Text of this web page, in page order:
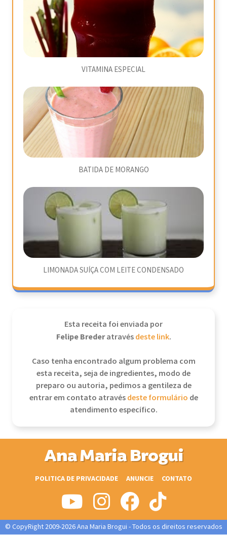
VITAMINA ESPECIAL
BATIDA DE MORANGO
LIMONADA SUÍÇA COM LEITE CONDENSADO
Esta receita foi enviada por
Felipe Brederatravésdeste link.
Caso tenha encontrado algum problema com
esta receita, seja de ingredientes, modo de
preparo ou autoria, pedimos a gentileza de
entrar em contato atravésdeste formulário de
atendimento específico.
Ana Maria Brogui
POLITICA DE PRIVACIDADE ANUNCIE CONTATO
© CopyRight 2009-2026 Ana Maria Brogui - Todos os direitos reservados